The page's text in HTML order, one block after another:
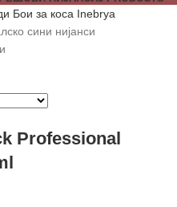
Бои за коса Inebrya
сини нијанси
Professional